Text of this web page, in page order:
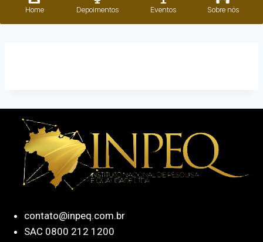
Home Depoimentos Eventos Sobre nós
contato@inpeq.com.br
SAC 0800 212 1200